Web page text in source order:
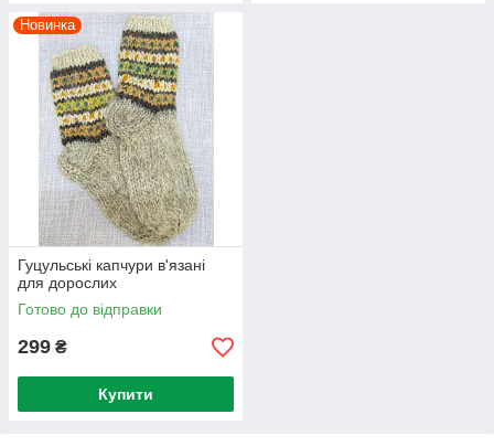
Новинка
Гуцульські капчури в'язані
для дорослих
Готово до відправки
299 ₴
Купити